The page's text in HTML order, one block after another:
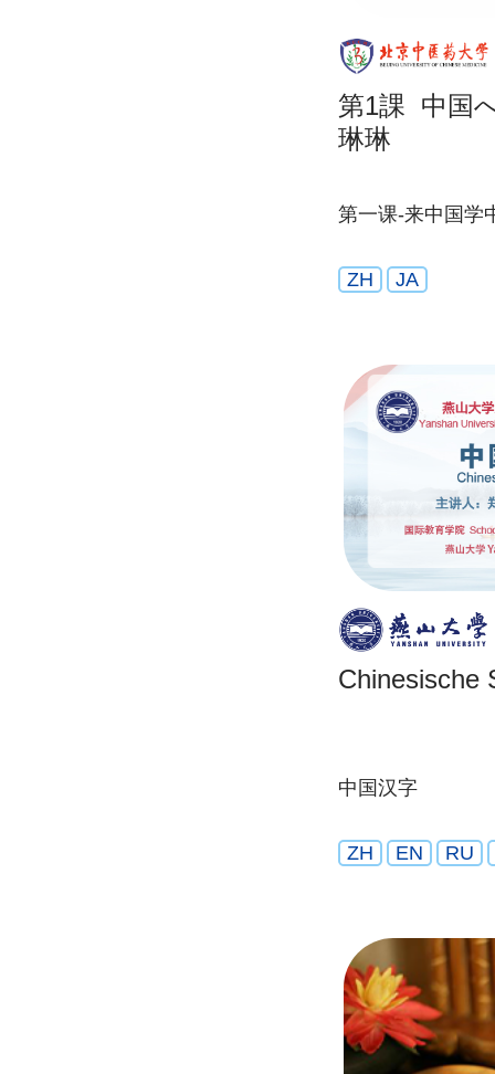
第1課 中国
琳琳
第一课-来中国学
ZH JA
Chinesische
中国汉字
ZH EN RU